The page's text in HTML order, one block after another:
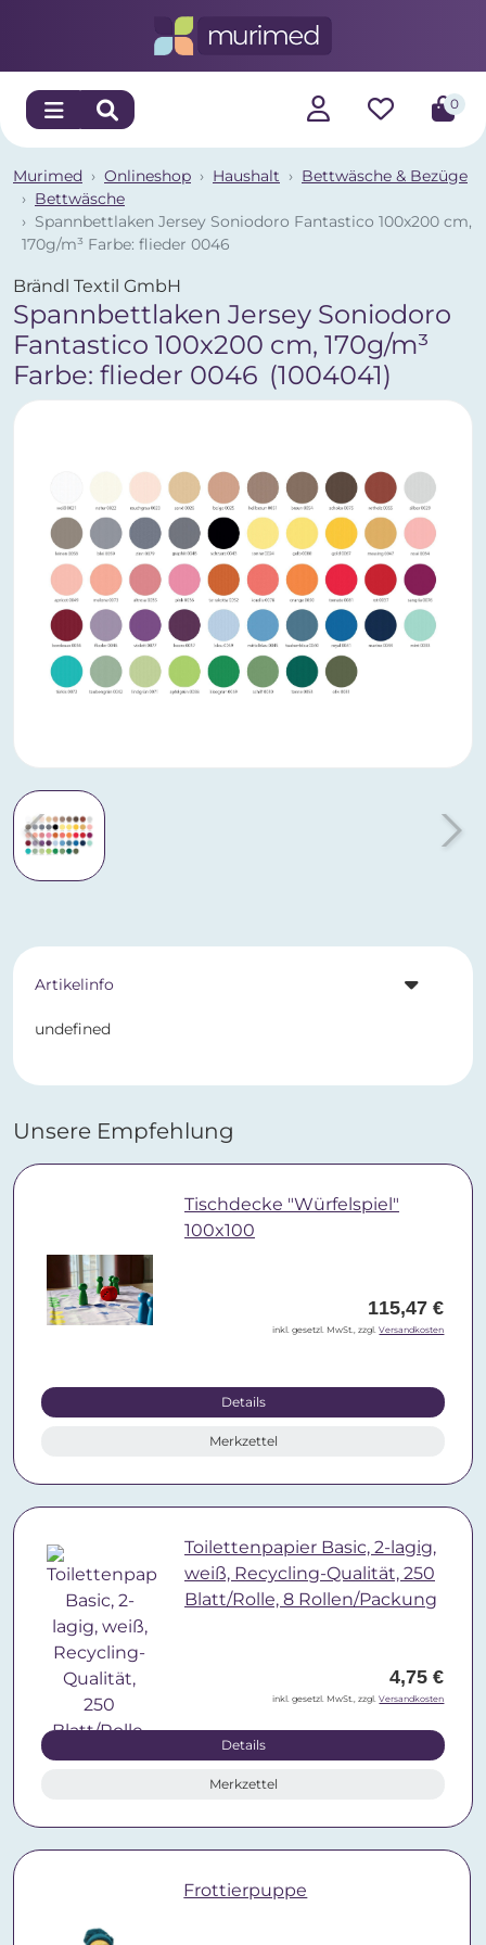
0
Murimed Onlineshop Haushalt
Bettwäsche & Bezüge
Bettwäsche
Spannbettlaken Jersey Soniodoro Fantastico 100x200 cm,
170g/m³ Farbe: flieder 0046
Brändl Textil GmbH
Spannbettlaken Jersey Soniodoro
Fantastico 100x200 cm, 170g/m³
Farbe: flieder 0046 (1004041)
Artikelinfo
undefined
Unsere Empfehlung
Tischdecke "Würfelspiel"
100x100
115,47 €
inkl. gesetzl. MwSt., zzgl.Versandkosten
Details
Merkzettel
Toilettenpapier Basic, 2-lagig,
weiß, Recycling-Qualität, 250
Blatt/Rolle, 8 Rollen/Packung
4,75 €
inkl. gesetzl. MwSt., zzgl.Versandkosten
Details
Merkzettel
Frottierpuppe